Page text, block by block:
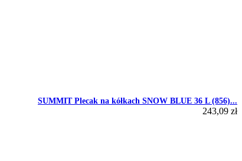
SUMMIT Plecak na kółkach SNOW BLUE 36 L (856)...
243,09 zł